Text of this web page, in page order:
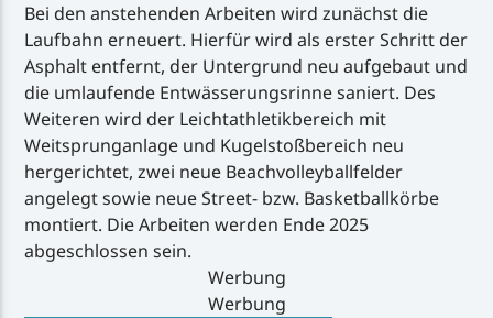
Bei den anstehenden Arbeiten wird zunächst die
Laufbahn erneuert. Hierfür wird als erster Schritt der
Asphalt entfernt, der Untergrund neu aufgebaut und
die umlaufende Entwässerungsrinne saniert. Des
Weiteren wird der Leichtathletikbereich mit
Weitsprunganlage und Kugelstoßbereich neu
hergerichtet, zwei neue Beachvolleyballfelder
angelegt sowie neue Street- bzw. Basketballkörbe
montiert. Die Arbeiten werden Ende 2025
abgeschlossen sein.
Werbung
Werbung